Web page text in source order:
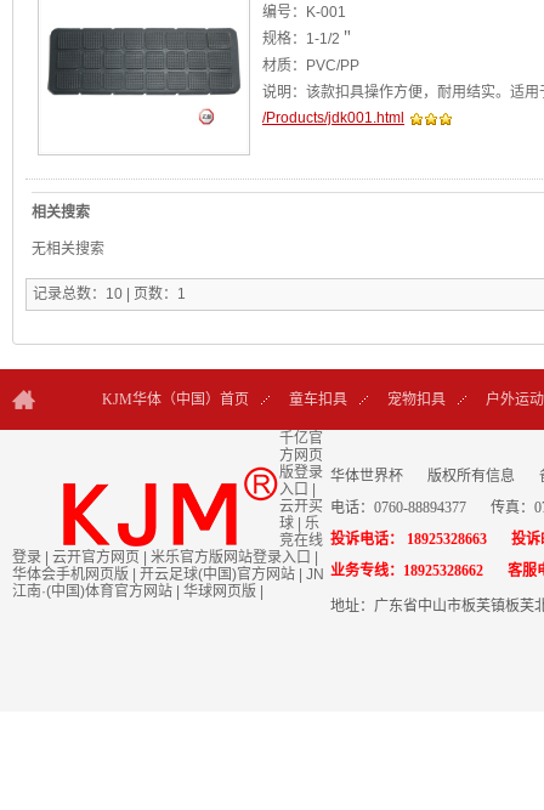
编号：K-001
规格：1-1/2＂
材质：PVC/PP
说明：该款扣具操作方便，耐用结实。适
/Products/jdk001.html
相关搜索
无相关搜索
记录总数：10 | 页数：1
KJM华体（中国）首页 童车扣具 宠物扣具 户外运
华体世界杯
版权所有信息
电话：0760-88894377
传真：
投诉电话： 18925328663
投诉
业务专线：18925328662
客服
地址：广东省中山市板芙镇板芙
千亿官
方网页
版登录
入口
云开买
球
乐
竞在线
登录
云开官方网页 米乐官方版网站登录入口
华体会手机网页版
开云足球(中国)官方网站
JN
江南·(中国)体育官方网站
华球网页版